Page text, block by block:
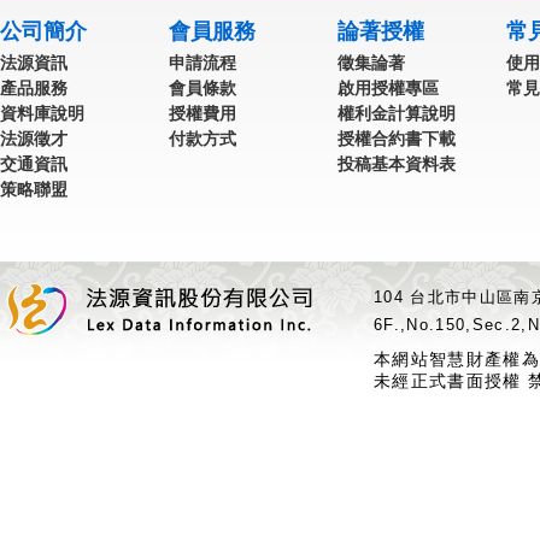
公司簡介
法源資訊
產品服務
資料庫說明
法源徵才
交通資訊
策略聯盟
會員服務
申請流程
會員條款
授權費用
付款方式
論著授權
徵集論著
啟用授權專區
權利金計算說明
授權合約書下載
投稿基本資料表
常
使
常
104 台北市中山區
本網站智慧財產權
未經正式書面授權